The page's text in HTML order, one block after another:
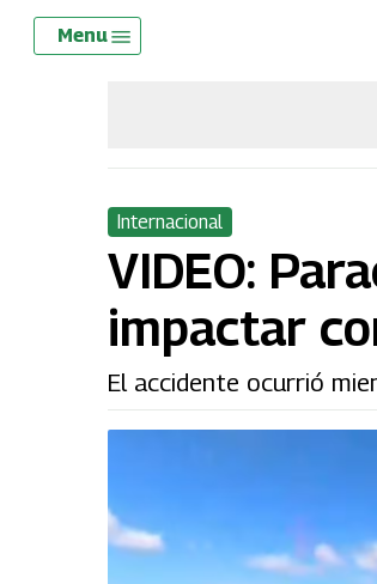
Skip
Menu
Internacional
VIDEO:
impactar
El accidente ocurrió
Menu